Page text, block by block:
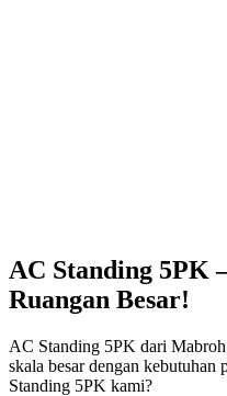
AC Standing 5PK
Ruangan Besar!
AC Standing 5PK dari
skala besar dengan
Standing 5PK kami?